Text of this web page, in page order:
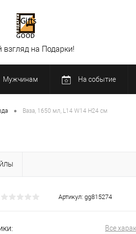
взгляд на Подарки!
Мужчинам На событие
• Ваза, 1650 мл, L14 W14 H24 см
Артикул: gg815274
Все